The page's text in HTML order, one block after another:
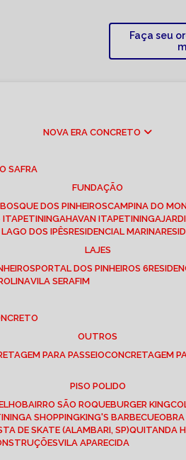
Faça seu
NOVA ERA CONCRETO
SAFRA
FUNDAÇÃO
BOSQUE DOS PINHEIROS CAMPINA DO
ITAPETININGA HAVAN ITAPETININGA
LAGO DOS IPÊS RESIDENCIAL MARINA
LAJES
PORTAL DOS PINHEIROS 6
VILA SERAFIM
OUTROS
PARA PASSEIO CONCRETAGEM
PISO POLIDO
BAIRRO SÃO ROQUE BURGER KING
SHOPPING KING'S BARBECUE
DE SKATE (ALAMBARI, SP) QUITANDA
VILA APARECIDA